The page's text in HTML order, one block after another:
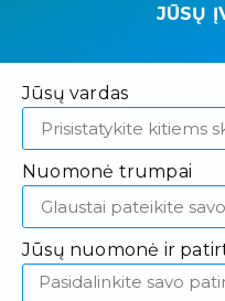
JŪSŲ
Jūsų vardas
Nuomonė trumpai
Jūsų nuomonė ir